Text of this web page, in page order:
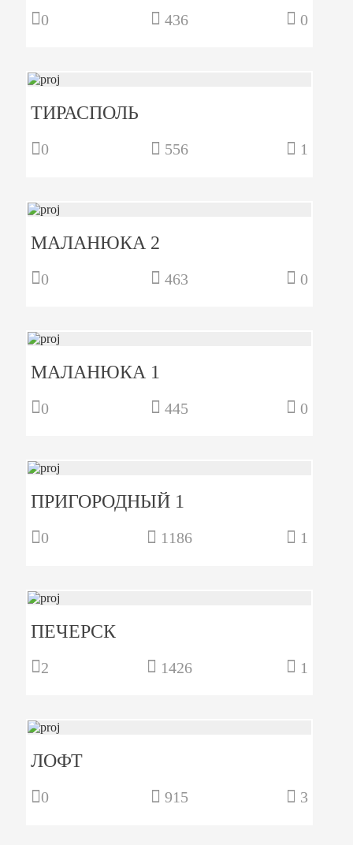
0 436 0
ТИРАСПОЛЬ
0 556 1
МАЛАНЮКА 2
0 463 0
МАЛАНЮКА 1
0 445 0
ПРИГОРОДНЫЙ 1
0 1186 1
ПЕЧЕРСК
2 1426 1
ЛОФТ
0 915 3